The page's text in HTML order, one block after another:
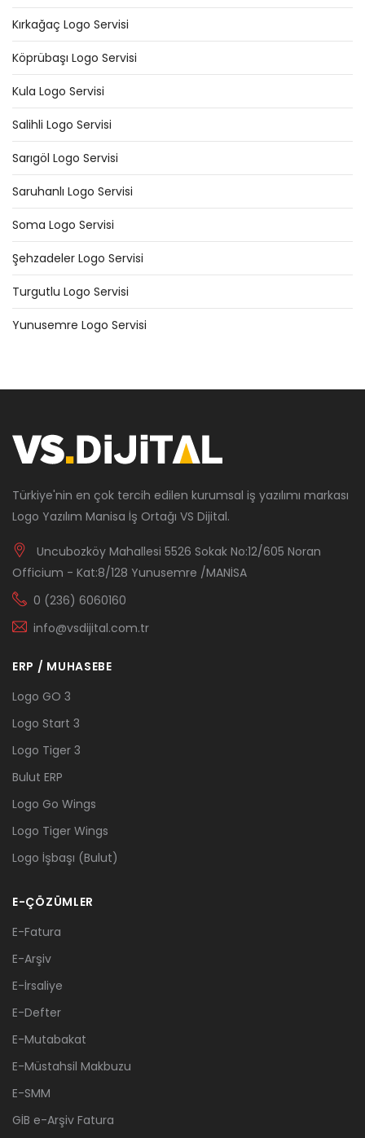
Kırkağaç Logo Servisi
Köprübaşı Logo Servisi
Kula Logo Servisi
Salihli Logo Servisi
Sarıgöl Logo Servisi
Saruhanlı Logo Servisi
Soma Logo Servisi
Şehzadeler Logo Servisi
Turgutlu Logo Servisi
Yunusemre Logo Servisi
Türkiye'nin en çok tercih edilen kurumsal iş yazılımı markası
Logo Yazılım Manisa İş Ortağı VS Dijital.
Uncubozköy Mahallesi 5526 Sokak No:12/605 Noran
Officium - Kat:8/128 Yunusemre /MANİSA
0 (236) 6060160
info@vsdijital.com.tr
ERP / MUHASEBE
Logo GO 3
Logo Start 3
Logo Tiger 3
Bulut ERP
Logo Go Wings
Logo Tiger Wings
Logo İşbaşı (Bulut)
E-ÇÖZÜMLER
E-Fatura
E-Arşiv
E-İrsaliye
E-Defter
E-Mutabakat
E-Müstahsil Makbuzu
E-SMM
GİB e-Arşiv Fatura